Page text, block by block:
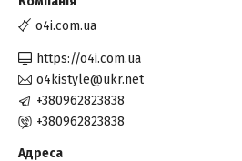
o4i.com.ua
https://o4i.com.ua
o4kistyle@ukr.net
+380962823838
+380962823838